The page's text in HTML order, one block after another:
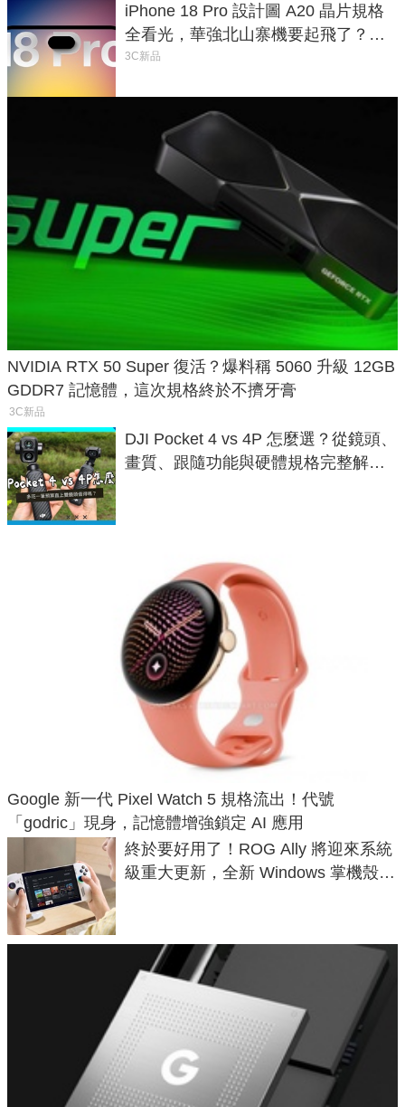
iPhone 18 Pro 設計圖 A20 晶片規格
全看光，華強北山寨機要起飛了？專
家曝山寨機無法復刻兩大關鍵
3C新品
NVIDIA RTX 50 Super 復活？爆料稱 5060 升級 12GB
GDDR7 記憶體，這次規格終於不擠牙膏
3C新品
DJI Pocket 4 vs 4P 怎麼選？從鏡頭、
畫質、跟隨功能與硬體規格完整解
Google 新一代 Pixel Watch 5 規格流出！代號
「godric」現身，記憶體增強鎖定 AI 應用
終於要好用了！ROG Ally 將迎來系統
級重大更新，全新 Windows 掌機殼模